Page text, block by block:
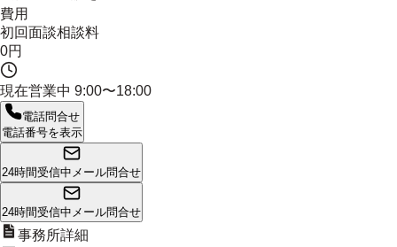
費用
初回面談相談料
0円
現在営業中 9:00〜18:00
電話問合せ
電話番号を表示
24時間受信中 メール問合せ
24時間受信中 メール問合せ
事務所詳細